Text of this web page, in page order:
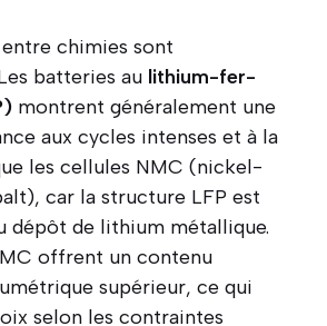
chimies sont
batteries au lithium-fer-
montrent généralement une
aux cycles intenses et à la
les cellules NMC (nickel-
car la structure LFP est
dépôt de lithium métallique.
offrent un contenu
supérieur, ce qui
selon les contraintes